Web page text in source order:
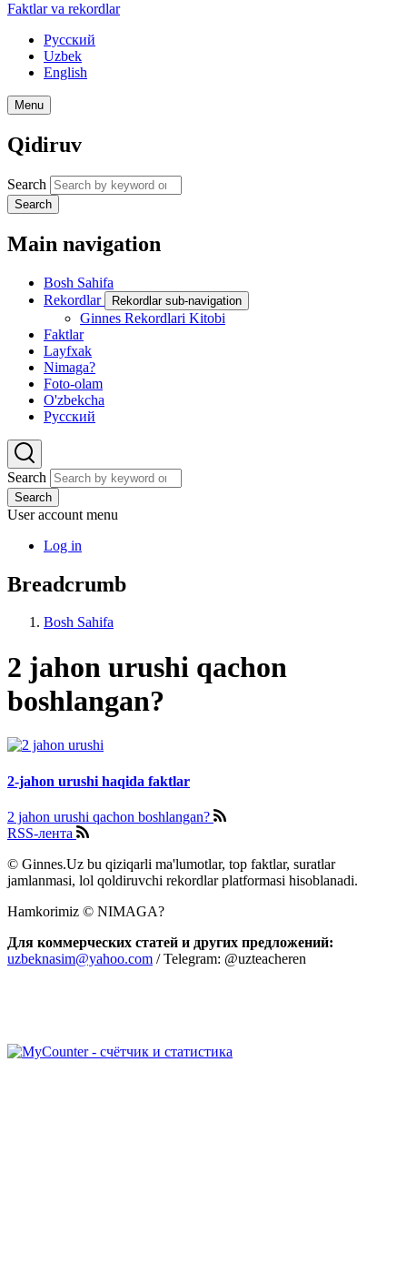
Faktlar va rekordlar
Русский
Uzbek
English
Menu
Qidiruv
Search
Search
Main navigation
Bosh Sahifa
Rekordlar
Rekordlar sub-navigation
Ginnes Rekordlari Kitobi
Faktlar
Layfxak
Nimaga?
Foto-olam
O'zbekcha
Русский
Search
Search
User account menu
Log in
Breadcrumb
Bosh Sahifa
2 jahon urushi qachon
boshlangan?
2-jahon urushi haqida faktlar
2 jahon urushi qachon boshlangan?
RSS-лента
© Ginnes.Uz bu qiziqarli ma'lumotlar, top faktlar, suratlar
jamlanmasi, lol qoldiruvchi rekordlar platformasi hisoblanadi.
Hamkorimiz © NIMAGA?
Для коммерческих статей и других предложений:
uzbeknasim@yahoo.com / Telegram: @uzteacheren